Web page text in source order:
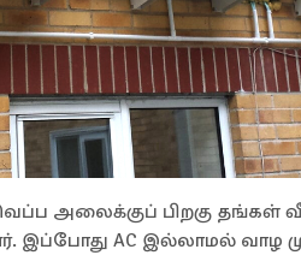
அலைக்குப் பிறகு தங்கள்
இப்போது AC இல்லாமல் வாழ